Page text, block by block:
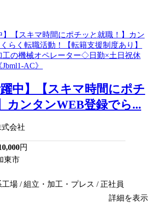
躍中】【スキマ時間にポチ
カンタンWEB登録でら...
会社
円
東市
工場 / 組立・加工・プレス / 正社員
詳細を表示